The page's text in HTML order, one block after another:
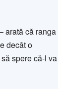
arată că ranga
decât o
spere că-l va